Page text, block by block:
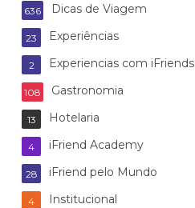
Dicas de Viagem
636
Experiências
23
Experiencias com iFriends
2
Gastronomia
108
Hotelaria
13
iFriend Academy
4
iFriend pelo Mundo
28
Institucional
4